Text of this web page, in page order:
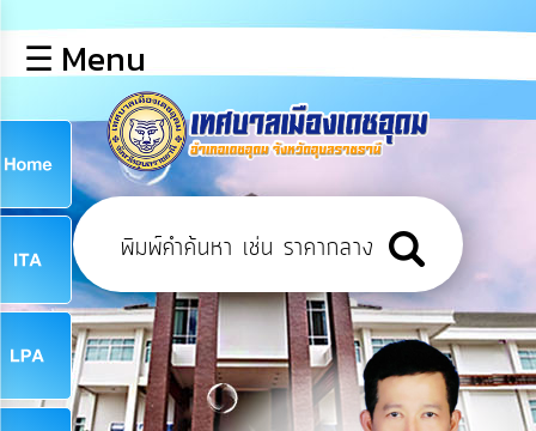
หลัก
ข้อมูล
พื้น
ฐาน
บุคลากร
ข่าว
ประชาสัมพันธ์
การ
☰ Menu